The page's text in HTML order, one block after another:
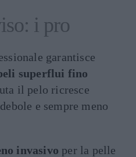
i pro
garantisce
superflui fino
il pelo ricresce
e sempre meno
invasivo per la pelle